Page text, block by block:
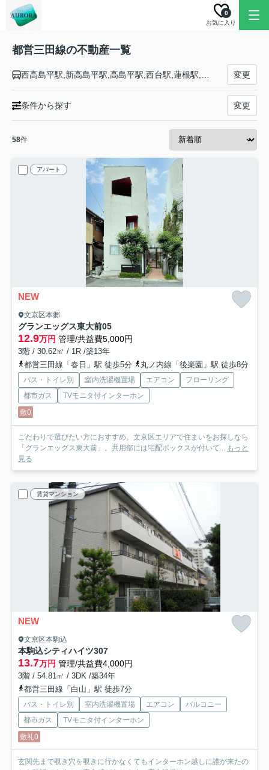
お気に入り
0
都営三田線の不動産一覧
変更
条件から探す 変更
58件
アパート
NEW
文京区本郷
グランエッグス東大前05
12.9万円 管理/共益費5,000円
3階 / 30.62㎡ / 1R /築13年
都営三田線「春日」駅 徒歩5分
丸ノ内線「後楽園」駅 徒歩8分
バス・トイレ別 室内洗濯機置場 エアコン
フローリング
都市ガス
TVモニタ付インターホン
敷0
こだわりで選びたい方におすすめ。文京区エリアで住まいをお探しなら
「グランエッグス東大前」。共用部には宅配ボックスが付いて... もっと
見る
賃貸マンション
NEW
文京区本駒込
本駒込シティハイツ307
13.7万円 管理/共益費4,000円
3階 / 54.81㎡ / 3DK /築34年
都営三田線「白山」駅 徒歩7分
バス・トイレ別 室内洗濯機置場 エアコン
バルコニー
都市ガス
TVモニタ付インターホン
敷礼0
玄関先まで覗き穴を覗きに行かなくてもインターホン越しに誰が来たの